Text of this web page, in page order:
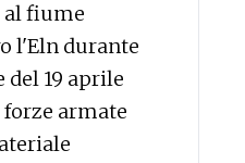
al fiume
l'Eln durante
19 aprile
armate